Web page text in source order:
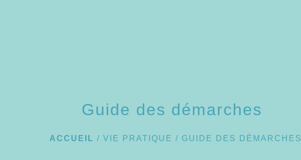
Guide des démarches
ACCUEIL /VIE PRATIQUE / GUIDE DES DÉMARCHES